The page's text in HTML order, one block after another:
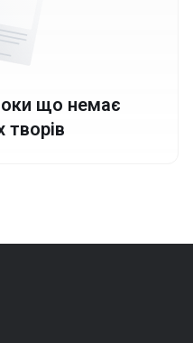
що немає
творів